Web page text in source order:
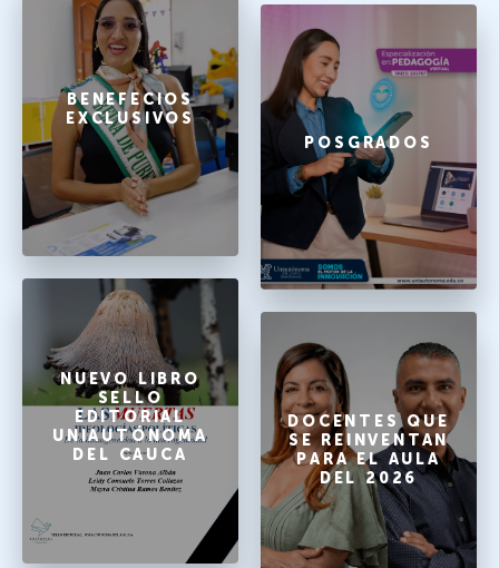
BENEFECIOS
EXCLUSIVOS
POSGRADOS
NUEVO LIBRO
SELLO
EDITORIAL
UNIAUTÓNOMA
DEL CAUCA
DOCENTES QUE
SE REINVENTAN
PARA EL AULA
DEL 2026